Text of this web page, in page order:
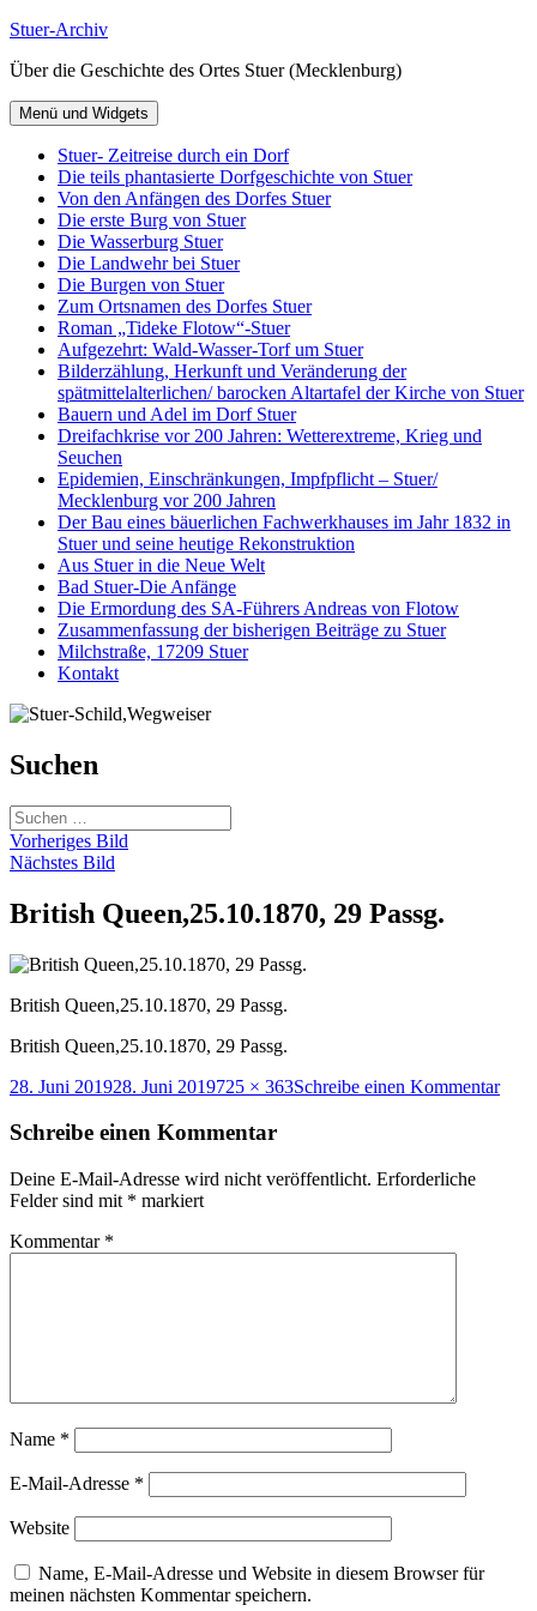
Zum
springen
Stuer-Archiv
Über die Geschichte des Ortes Stuer (Mecklenburg)
Menü und Widgets
Stuer- Zeitreise durch ein Dorf
Die teils phantasierte Dorfgeschichte von Stuer
Von den Anfängen des Dorfes Stuer
Die erste Burg von Stuer
Die Wasserburg Stuer
Die Landwehr bei Stuer
Die Burgen von Stuer
Zum Ortsnamen des Dorfes Stuer
Roman „Tideke Flotow“-Stuer
Aufgezehrt: Wald-Wasser-Torf um Stuer
Bilderzählung, Herkunft und Veränderung der
spätmittelalterlichen/ barocken Altartafel der Kirche von Stuer
Bauern und Adel im Dorf Stuer
Dreifachkrise vor 200 Jahren: Wetterextreme, Krieg und
Seuchen
Epidemien, Einschränkungen, Impfpflicht – Stuer/
Mecklenburg vor 200 Jahren
Der Bau eines bäuerlichen Fachwerkhauses im Jahr 1832 in
Stuer und seine heutige Rekonstruktion
Aus Stuer in die Neue Welt
Bad Stuer-Die Anfänge
Die Ermordung des SA-Führers Andreas von Flotow
Zusammenfassung der bisherigen Beiträge zu Stuer
Milchstraße, 17209 Stuer
Kontakt
Suchen
Suchen
nach:
Vorheriges Bild
Nächstes Bild
British Queen,25.10.1870, 29 Passg.
British Queen,25.10.1870, 29 Passg.
British Queen,25.10.1870, 29 Passg.
Veröffentlicht
28. Juni 201928. Juni 2019Originalgröße
725 × 363Schreibe einen Kommentarzu
Schreibe einen Kommentar
Deine E-Mail-Adresse wird nicht veröffentlicht. Erforderliche
Felder sind mit * markiert
Kommentar *
Name *
E-Mail-Adresse *
Website
Name, E-Mail-Adresse und Website in diesem Browser für
meinen nächsten Kommentar speichern.